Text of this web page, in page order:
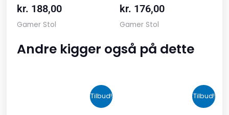
kr. 188,00
Gamer Stol
kr. 176,00
Gamer Stol
Andre kigger også på dette
Tilbud!
oprindelige
Den
aktuelle
Tilbud!
oprindelige
aktuelle